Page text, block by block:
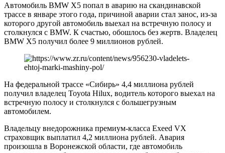
Автомобиль BMW X5 попал в аварию на скандинавской
трассе в январе этого года, причиной аварии стал занос, из-за
которого другой автомобиль выехал на встречную полосу и
столкнулся с BMW. К счастью, обошлось без жертв. Владелец
BMW X5 получил более 9 миллионов рублей.
На федеральной трассе «Сибирь» 4,4 миллиона рублей
получил владелец Toyota Hilux, водитель которого выехал на
встречную полосу и столкнулся с большегрузным
автомобилем.
Владельцу внедорожника премиум-класса Exeed VX
страховщик выплатил 4,2 миллиона рублей. Авария
произошла в Воронежской области, где автомобиль